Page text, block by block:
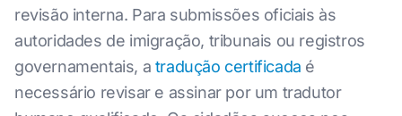
revisão interna. Para submissões oficiais às
autoridades de imigração, tribunais ou registros
governamentais, a tradução certificada é
necessário revisar e assinar por um tradutor